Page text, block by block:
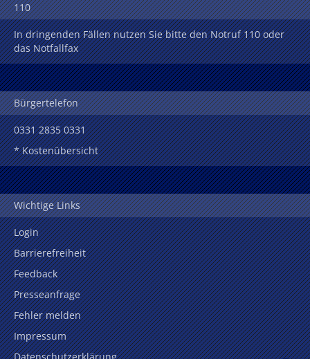
110
In dringenden Fällen nutzen Sie bitte den Notruf 110 oder
das Notfallfax
Bürgertelefon
0331 2835 0331
* Kostenübersicht
Wichtige Links
Login
Barrierefreiheit
Feedback
Presseanfrage
Fehler melden
Impressum